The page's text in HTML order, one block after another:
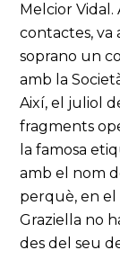
Melcior Vidal.
contactes, va
soprano un
amb la
Així, el juliol
fragments
la famosa
amb el nom
perquè, en el
Graziella no
des del seu